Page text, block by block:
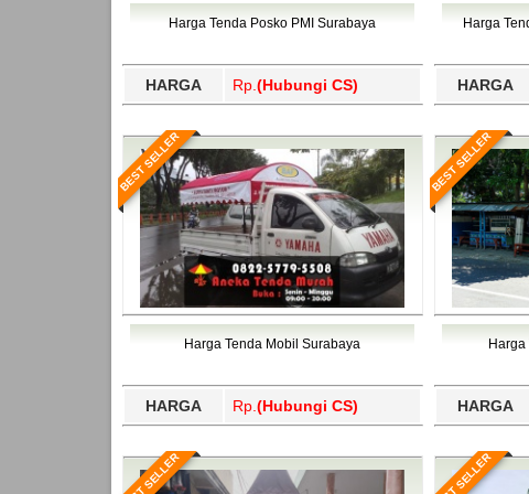
Bawang Barat, Tulangbawang, Tulungagung,
Harga Tenda Posko PMI Surabaya
HARGA Rp. (Hubungi CS)
Harga
HARGA
BEST SELLER
Harga Tenda Mobil Surabaya
HARGA Rp. (Hubungi CS)
BEST SELLER
Harga
HARGA